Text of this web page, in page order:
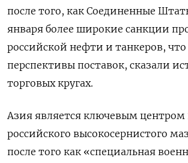
после того, как Соединенные
января более широкие санкции
российской нефти и танкеров,
перспективы поставок, сказали
торговых кругах.
Азия является ключевым
российского высокосернистого
после того как «специальная